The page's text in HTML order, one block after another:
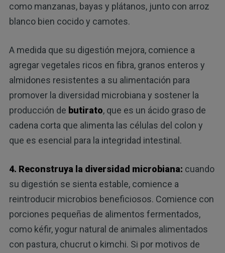
como manzanas, bayas y plátanos, junto con arroz
blanco bien cocido y camotes.
A medida que su digestión mejora, comience a
agregar vegetales ricos en fibra, granos enteros y
almidones resistentes a su alimentación para
promover la diversidad microbiana y sostener la
producción de butirato, que es un ácido graso de
cadena corta que alimenta las células del colon y
que es esencial para la integridad intestinal.
4. Reconstruya la diversidad microbiana: cuando
su digestión se sienta estable, comience a
reintroducir microbios beneficiosos. Comience con
porciones pequeñas de alimentos fermentados,
como kéfir, yogur natural de animales alimentados
con pastura, chucrut o kimchi. Si por motivos de